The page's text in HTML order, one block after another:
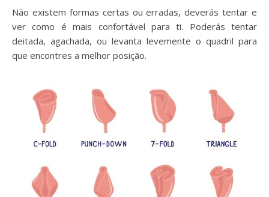
Não existem formas certas ou erradas, deverás tentar e
ver como é mais confortável para ti. Poderás tentar
deitada, agachada, ou levanta levemente o quadril para
que encontres a melhor posição.